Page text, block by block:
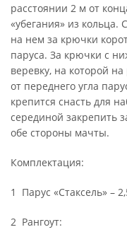
расстоянии 2 м от
«убегания» из кольца.
на нем за крючки
паруса. За крючки с
веревку, на которой
от переднего угла
крепится снасть для
серединой закрепить
обе стороны мачты.
Комплектация:
1 Парус «Стаксель» –
2 Рангоут: